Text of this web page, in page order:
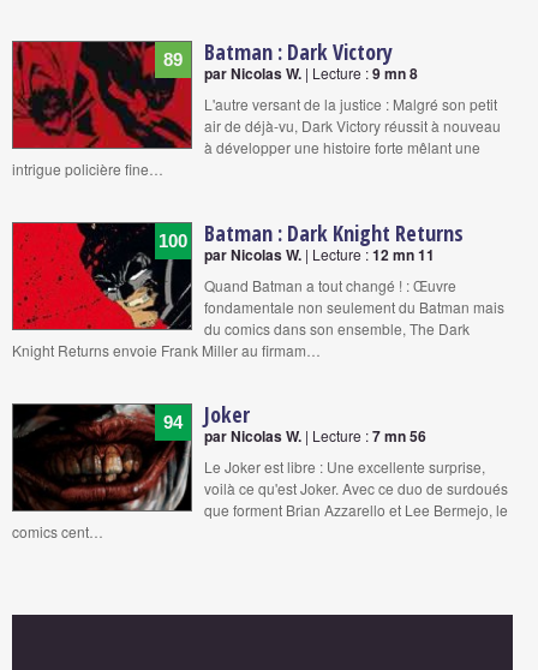
89 Batman : Dark Victory
par Nicolas W. | Lecture :9 mn 8
L'autre versant de la justice : Malgré son petit
air de déjà-vu, Dark Victory réussit à nouveau
à développer une histoire forte mêlant une
intrigue policière fine…
100 Batman : Dark Knight Returns
par Nicolas W. | Lecture :12 mn 11
Quand Batman a tout changé ! : Œuvre
fondamentale non seulement du Batman mais
du comics dans son ensemble, The Dark
Knight Returns envoie Frank Miller au firmam…
94 Joker
par Nicolas W. | Lecture :7 mn 56
Le Joker est libre : Une excellente surprise,
voilà ce qu'est Joker. Avec ce duo de surdoués
que forment Brian Azzarello et Lee Bermejo, le
comics cent…